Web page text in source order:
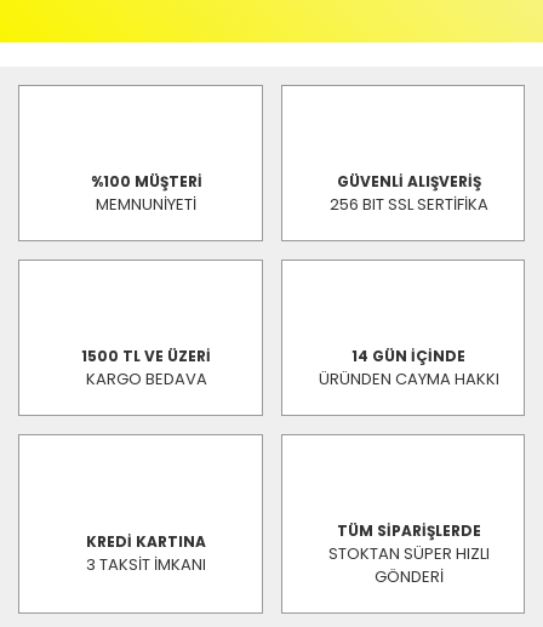
%100 MÜŞTERİ
MEMNUNİYETİ
GÜVENLİ ALIŞVERİŞ
256 BIT SSL SERTİFİKA
1500 TL VE ÜZERİ
KARGO BEDAVA
14 GÜN İÇİNDE
ÜRÜNDEN CAYMA HAKKI
KREDİ KARTINA
3 TAKSİT İMKANI
TÜM SİPARİŞLERDE
STOKTAN SÜPER HIZLI
GÖNDERİ